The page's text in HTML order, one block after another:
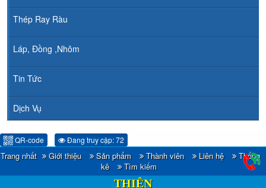
Thép Ray Ràu
Láp, Đồng ,Nhôm
Tin Tức
Dịch Vụ
QR-code Đang truy cập: 72
Trang nhất Giới thiệu Sản phẩm Thành viên Liên hệ
Thống
kê
Tìm kiếm
CÔNG TY TNHH ĐẦU TƯ TM - XNK HOÀNG
THIÊN